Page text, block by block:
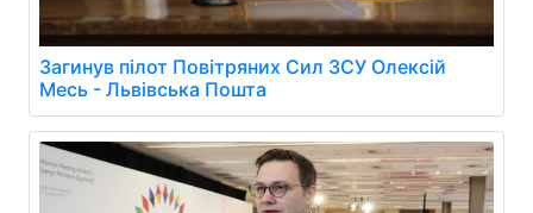
Загинув пілот Повітряних Сил ЗСУ Олексій
Месь - Львівська Пошта